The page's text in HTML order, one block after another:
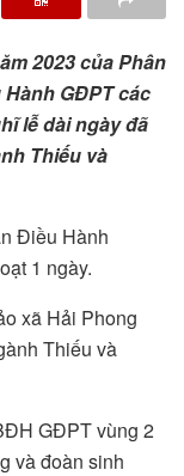
2023 của Phân
GĐPT các
lễ dài ngày đã
Thiếu và
Điều Hành
1 ngày.
xã Hải Phong
Thiếu và
GĐPT vùng 2
và đoàn sinh